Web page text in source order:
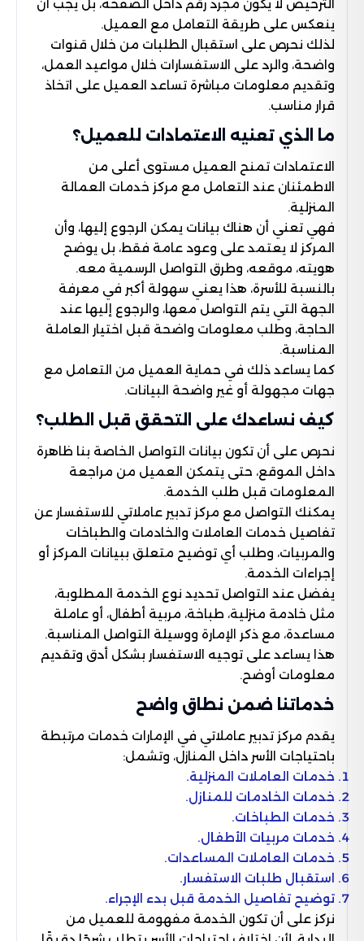
الترخيص لا يكون مجرد رقم داخل الصفحة، بل يجب أن
ينعكس على طريقة التعامل مع العميل.
لذلك نحرص على استقبال الطلبات من خلال قنوات
واضحة، والرد على الاستفسارات خلال مواعيد العمل،
وتقديم معلومات مباشرة تساعد العميل على اتخاذ
قرار مناسب.
ما الذي تعنيه الاعتمادات للعميل؟
الاعتمادات تمنح العميل مستوى أعلى من
الاطمئنان عند التعامل مع مركز خدمات العمالة
المنزلية.
فهي تعني أن هناك بيانات يمكن الرجوع إليها، وأن
المركز لا يعتمد على وعود عامة فقط، بل يوضح
هويته، موقعه، وطرق التواصل الرسمية معه.
بالنسبة للأسرة، هذا يعني سهولة أكبر في معرفة
الجهة التي يتم التواصل معها، والرجوع إليها عند
الحاجة، وطلب معلومات واضحة قبل اختيار العاملة
المناسبة.
كما يساعد ذلك في حماية العميل من التعامل مع
جهات مجهولة أو غير واضحة البيانات.
كيف نساعدك على التحقق قبل الطلب؟
نحرص على أن تكون بيانات التواصل الخاصة بنا ظاهرة
داخل الموقع، حتى يتمكن العميل من مراجعة
المعلومات قبل طلب الخدمة.
يمكنك التواصل مع مركز تدبير عاملاتي للاستفسار عن
تفاصيل خدمات العاملات والخادمات والطباخات
والمربيات، وطلب أي توضيح متعلق ببيانات المركز أو
إجراءات الخدمة.
يفضل عند التواصل تحديد نوع الخدمة المطلوبة،
مثل خادمة منزلية، طباخة، مربية أطفال، أو عاملة
مساعدة، مع ذكر الإمارة ووسيلة التواصل المناسبة.
هذا يساعد على توجيه الاستفسار بشكل أدق وتقديم
معلومات أوضح.
خدماتنا ضمن نطاق واضح
يقدم مركز تدبير عاملاتي في الإمارات خدمات مرتبطة
باحتياجات الأسر داخل المنازل، وتشمل:
خدمات العاملات المنزلية.
خدمات الخادمات للمنازل.
خدمات الطباخات.
خدمات مربيات الأطفال.
خدمات العاملات المساعدات.
استقبال طلبات الاستفسار.
توضيح تفاصيل الخدمة قبل بدء الإجراء.
نركز على أن تكون الخدمة مفهومة للعميل من